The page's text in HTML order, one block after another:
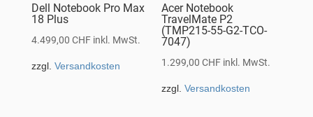
Dell Notebook Pro Max
18 Plus
4.499,00 CHF inkl. MwSt.
zzgl. Versandkosten
Acer Notebook
TravelMate P2
(TMP215-55-G2-TCO-
7047)
1.299,00CHF inkl. MwSt.
zzgl.Versandkosten